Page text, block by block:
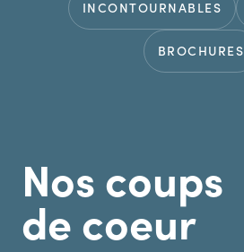
INCONTOURNABLES
BROCHURES
Nos coups
de coeur